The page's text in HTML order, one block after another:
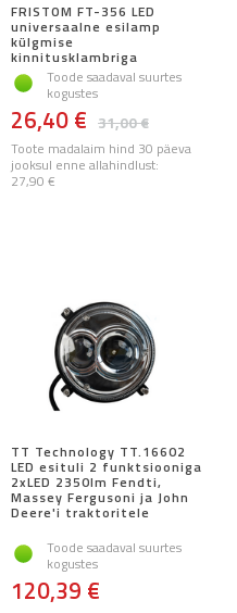
FRISTOM FT-356 LED
universaalne esilamp
külgmise
kinnitusklambriga
Toode saadaval suurtes
kogustes
31,00 €
26,40 €
Toote madalaim hind 30 päeva
jooksul enne allahindlust:
27,90 €
TT Technology TT.16602
LED esituli 2 funktsiooniga
2xLED 2350lm Fendti,
Massey Fergusoni ja John
Deere'i traktoritele
Toode saadaval suurtes
kogustes
120,39 €